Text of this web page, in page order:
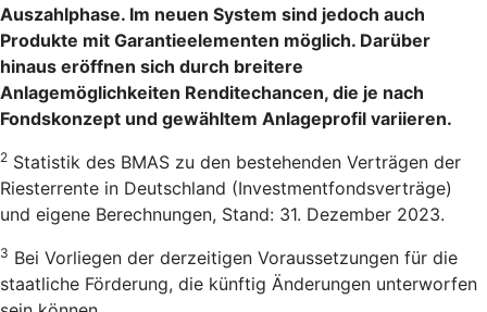
Auszahlphase. Im neuen System sind jedoch auch
Produkte mit Garantieelementen möglich. Darüber
hinaus eröffnen sich durch breitere
Anlagemöglichkeiten Renditechancen, die je nach
Fondskonzept und gewähltem Anlageprofil variieren.
2 Statistik des BMAS zu den bestehenden Verträgen der
Riesterrente in Deutschland (Investmentfondsverträge)
und eigene Berechnungen, Stand: 31. Dezember 2023.
3 Bei Vorliegen der derzeitigen Voraussetzungen für die
staatliche Förderung, die künftig Änderungen unterworfen